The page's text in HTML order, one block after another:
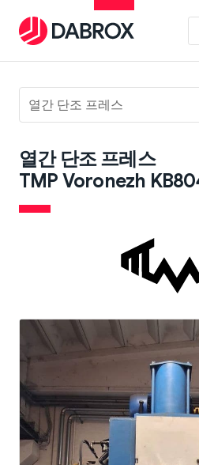
열간 단조 프레스
열간 단조 프레스
TMP Voronezh